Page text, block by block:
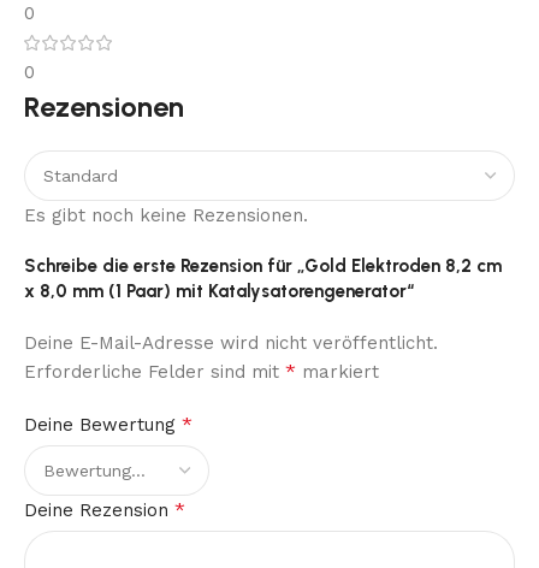
0
0
Rezensionen
Es gibt noch keine Rezensionen.
Schreibe die erste Rezension für „Gold Elektroden 8,2 cm
x 8,0 mm (1 Paar) mit Katalysatorengenerator“
Deine E-Mail-Adresse wird nicht veröffentlicht.
Erforderliche Felder sind mit * markiert
Deine Bewertung *
Deine Rezension *